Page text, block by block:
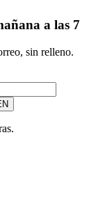
a las 7
sin relleno.